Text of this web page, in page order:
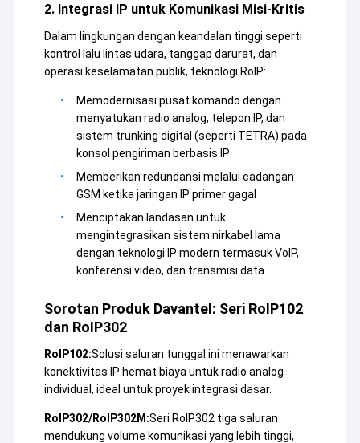
Tur Pabrik
Kontrol Kualitas
Radio jaringan jala
Tautan Data/Video HD/Jaringan Nirkabel Industri
Transmisi Data Nirkabel
2. Integrasi IP untuk Komunikasi Misi-Kritis
Dalam lingkungan dengan keandalan tinggi seperti
kontrol lalu lintas udara, tanggap darurat, dan
operasi keselamatan publik, teknologi RoIP:
Memodernisasi pusat komando dengan
menyatukan radio analog, telepon IP, dan
sistem trunking digital (seperti TETRA) pada
konsol pengiriman berbasis IP
Memberikan redundansi melalui cadangan
GSM ketika jaringan IP primer gagal
Menciptakan landasan untuk
mengintegrasikan sistem nirkabel lama
dengan teknologi IP modern termasuk VoIP,
konferensi video, dan transmisi data
Sorotan Produk Davantel: Seri RoIP102
dan RoIP302
RoIP102:Solusi saluran tunggal ini menawarkan
konektivitas IP hemat biaya untuk radio analog
individual, ideal untuk proyek integrasi dasar.
RoIP302/RoIP302M:Seri RoIP302 tiga saluran
mendukung volume komunikasi yang lebih tinggi,
Dalam dekade terakhir, atas dasar menyerap
teknologi terkemuka di industri dunia dalam peralatan
transmisi data nirkabel,tergantung pada karakteristik
yang diterapkan di berbagai bidang dan
mengandalkan kekuatan universitas terkenal
domestik dan lembaga penelitianSaat ini,Sinosun
mengembangkan dan memproduksi radio data digital
yang paling canggih, radio data pintar, modul data
digital, radio frekuensi tinggi, industri nirkabel
Ethernet,jaringan HD video radio/module, Jaringan
mesh AD-HOC/MESH yang mengorganisir sendiri,
tautan data nirkabel GNSS/RTK, I/O jarak jauh nirkabel
industri, transceiver data dan suara seluler genggam,
amplifier daya RF Bidirectional,Voice coder-decoder,
koneksi kompleks port multi-serial, modul
pengkodean alamat titik ke multi-titik dan produk seri
lainnya yang banyak digunakan di minyak / gas, air /
api/transportasi, lampu jalan/gempa
bumi/cuaca/perlindungan lingkungan, kontrol
pengumpulan data dan GPS, surveying, keuangan,
metalurgi/industri kimia dan otomatisasi kontrol
proses industri,jaringan Ethernet nirkabel industri,
transmisi video jarak jauh, drone/kapal tak
berawak/kendaraan tak berawak dan multi path
wireless data link yang dikendalikan robot.